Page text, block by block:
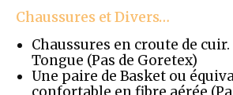
Chaussures et Divers…
Chaussures en croute de cuir.
Tongue (Pas de Goretex)
Une paire de Basket ou